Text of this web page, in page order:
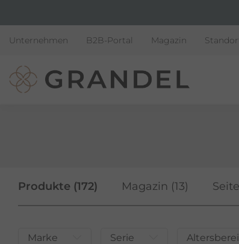
Unternehmen B2B-Portal Magazin
Produkte (172) Magazin (13)
Marke Serie